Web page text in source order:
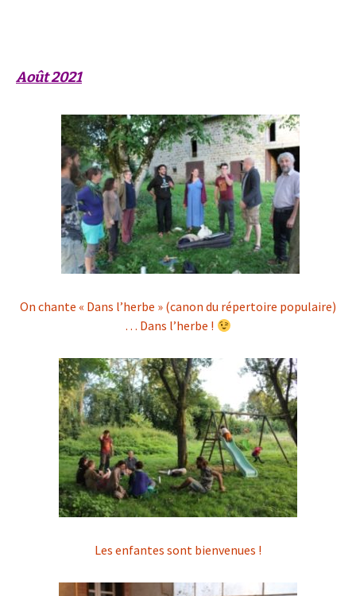
Août 2021
On chante « Dans l’herbe » (canon du répertoire populaire)
… Dans l’herbe !
Les enfantes sont bienvenues !